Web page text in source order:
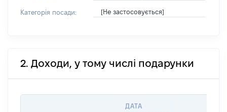
Категорія посади: [Не застосовується]
2. Доходи, у тому числі подарунки
ДАТА